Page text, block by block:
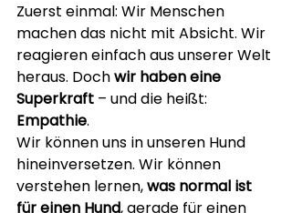
Zuerst einmal: Wir Menschen
machen das nicht mit Absicht. Wir
reagieren einfach aus unserer Welt
heraus. Doch wir haben eine
Superkraft – und die heißt:
Empathie.
Wir können uns in unseren Hund
hineinversetzen. Wir können
verstehen lernen, was normal ist
für einen Hund, gerade für einen